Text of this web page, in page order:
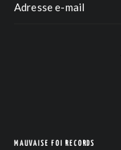
MAUVAISE FOI RECORDS